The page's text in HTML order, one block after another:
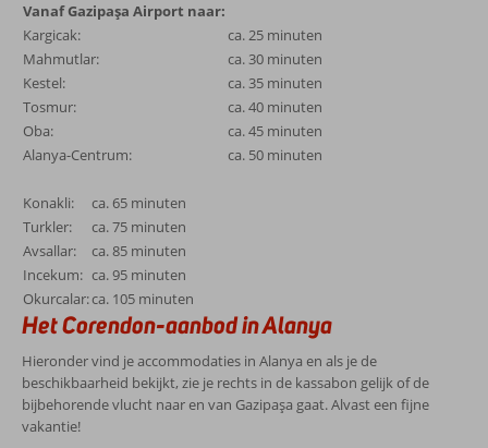
Vanaf Gazipaşa Airport naar:
Kargicak:
ca. 25 minuten
Mahmutlar:
ca. 30 minuten
Kestel:
ca. 35 minuten
Tosmur:
ca. 40 minuten
Oba:
ca. 45 minuten
Alanya-Centrum:
ca. 50 minuten
Konakli:
ca. 65 minuten
Turkler:
ca. 75 minuten
Avsallar:
ca. 85 minuten
Incekum: ca. 95 minuten
Okurcalar:ca. 105 minuten
Het Corendon-aanbod in Alanya
Hieronder vind je accommodaties in Alanya en als je de
beschikbaarheid bekijkt, zie je rechts in de kassabon gelijk of de
bijbehorende vlucht naar en van Gazipaşa gaat. Alvast een fijne
vakantie!